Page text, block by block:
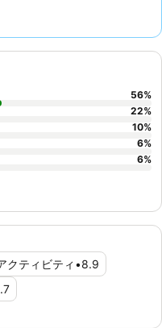
クティビティ •8.9
56%
22%
10%
6%
6%